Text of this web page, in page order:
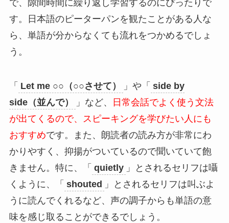
で、隙間時間に繰り返し学習するのにぴったりで
す。日本語のピーターパンを観たことがある人な
ら、単語が分からなくても流れをつかめるでしょ
う。
「 Let me ○○（○○させて） 」や「 side by
side（並んで）
」など、
日常会話でよく使う文法
が出てくるので、スピーキングを学びたい人にも
おすすめです。また、朗読者の読み方が非常にわ
かりやすく、抑揚がついているので聞いていて飽
きません。特に、「 quietly 」とされるセリフは囁
くように、「 shouted
」とされるセリフは叫ぶよ
うに読んでくれるなど、声の調子からも単語の意
味を感じ取ることができるでしょう。